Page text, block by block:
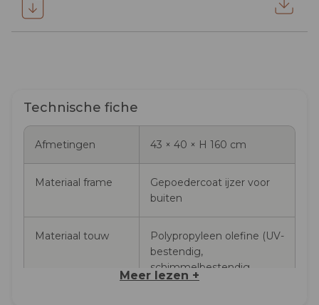
Technische fiche
Afmetingen 43 × 40 × H 160 cm
Materiaal frame
Gepoedercoat ijzer voor
buiten
Materiaal touw
Polypropyleen olefine (UV-
bestendig,
schimmelbestendig,
recyclebaar)
Meer lezen +